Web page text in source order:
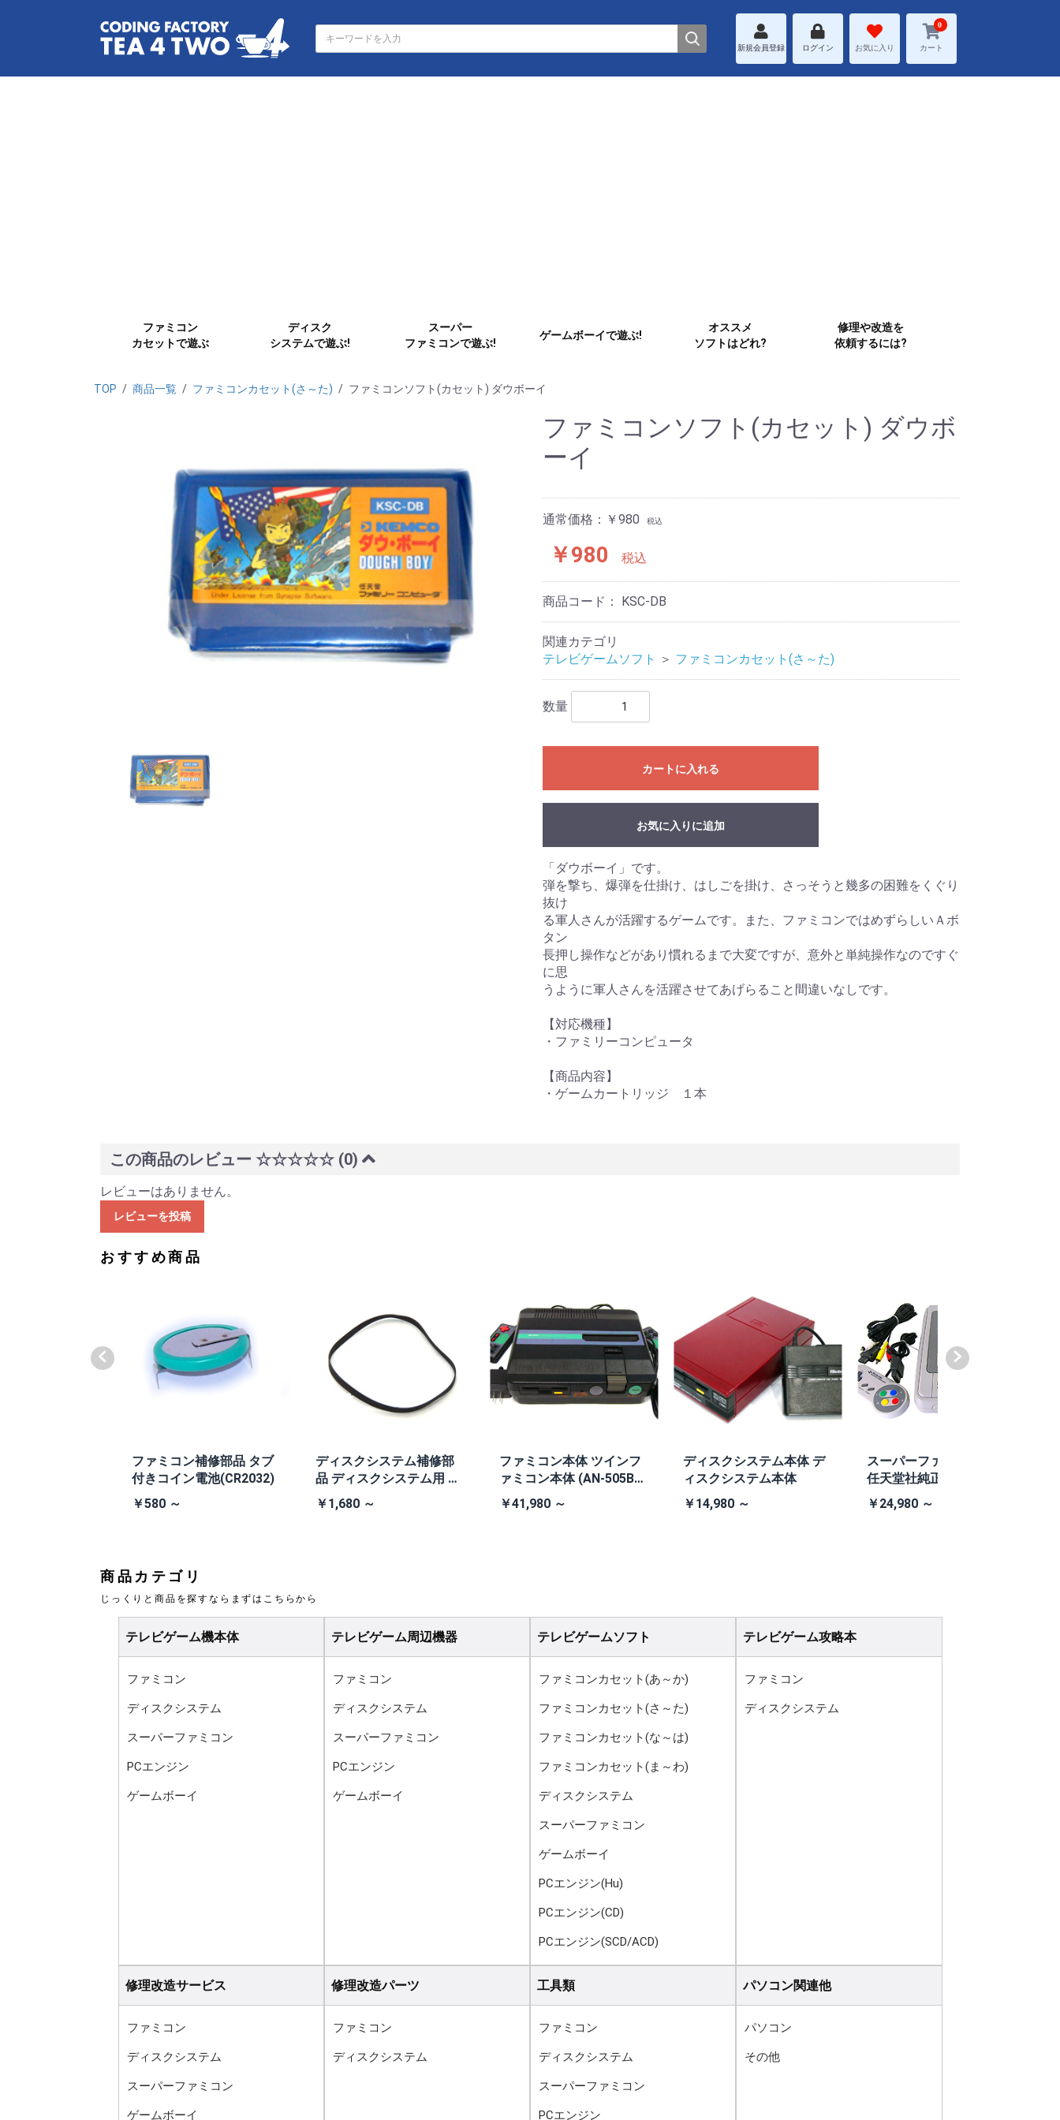
新規会員登録 ログイン お気に入り
0
カート
ファミコン
カセットで遊ぶ
ディスク
システムで遊ぶ!
スーパー
ファミコンで遊ぶ!
ゲームボーイで遊ぶ!
オススメ
ソフトはどれ?
修理や改造を
依頼するには?
TOP / 商品一覧 / ファミコンカセット(さ～た) / ファミコンソフト(カセット) ダウボーイ
ファミコンソフト(カセット) ダウボ
ーイ
通常価格：￥980 税込
￥980 税込
商品コード： KSC-DB
関連カテゴリ
テレビゲームソフト
＞ ファミコンカセット(さ～た)
数量
カートに入れる
お気に入りに追加
「ダウボーイ」です。
弾を撃ち、爆弾を仕掛け、はしごを掛け、さっそうと幾多の困難をくぐり
抜け
る軍人さんが活躍するゲームです。また、ファミコンではめずらしいＡボ
タン
長押し操作などがあり慣れるまで大変ですが、意外と単純操作なのですぐ
に思
うように軍人さんを活躍させてあげらること間違いなしです。
【対応機種】
・ファミリーコンピュータ
【商品内容】
・ゲームカートリッジ １本
この商品のレビュー ☆☆☆☆☆ (0)
レビューはありません。
レビューを投稿
おすすめ商品
ファミコン補修部品 タブ
付きコイン電池(CR2032)
￥580 ～
ディスクシステム補修部
品 ディスクシステム用 交
換ベルト
￥1,680 ～
ファミコン本体 ツインフ
ァミコン本体 (AN-505B
黒・連射あり)
￥41,980 ～
ディスクシステム本体 デ
ィスクシステム本体
￥14,980 ～
スーパーファミコン本体
任天堂社純正スーパーフ
ァミコン本体
￥24,980 ～
商品カテゴリ
じっくりと商品を探すならまずはこちらから
テレビゲーム機本体
ファミコン
ディスクシステム
スーパーファミコン
PCエンジン
ゲームボーイ
テレビゲーム周辺機器
ファミコン
ディスクシステム
スーパーファミコン
PCエンジン
ゲームボーイ
テレビゲームソフト
ファミコンカセット(あ～か)
ファミコンカセット(さ～た)
ファミコンカセット(な～は)
ファミコンカセット(ま～わ)
ディスクシステム
スーパーファミコン
ゲームボーイ
PCエンジン(Hu)
PCエンジン(CD)
PCエンジン(SCD/ACD)
テレビゲーム攻略本
ファミコン
ディスクシステム
修理改造サービス
ファミコン
ディスクシステム
スーパーファミコン
ゲームボーイ
修理改造パーツ
ファミコン
ディスクシステム
工具類
ファミコン
ディスクシステム
スーパーファミコン
PCエンジン
パソコン関連他
パソコン
その他